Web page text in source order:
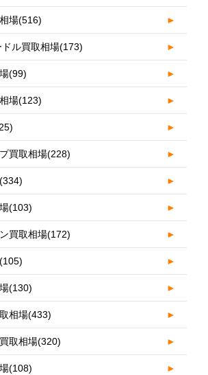
場(516) ►
ル買取相場(173) ►
(99) ►
場(123) ►
►
買取相場(228) ►
(334) ►
(103) ►
買取相場(172) ►
(105) ►
(130) ►
相場(433) ►
取相場(320) ►
(108) ►